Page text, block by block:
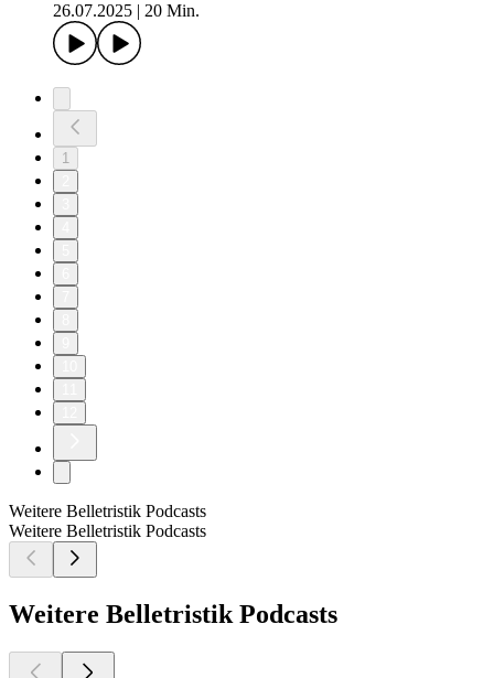
26.07.2025 20 Min.
1
Weitere Belletristik Podcasts
Weitere Belletristik Podcasts
Weitere Belletristik Podcasts